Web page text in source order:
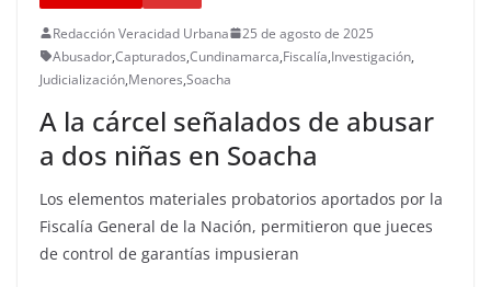
Redacción Veracidad Urbana
25 de agosto de 2025
Abusador,Capturados,Cundinamarca,Fiscalía,Investigación,
Judicialización,Menores,Soacha
A la cárcel señalados de abusar
a dos niñas en Soacha
Los elementos materiales probatorios aportados por la
Fiscalía General de la Nación, permitieron que jueces
de control de garantías impusieran